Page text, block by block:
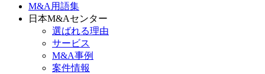
M&A用語集
日本M&Aセンター
選ばれる理由
サービス
M&A事例
案件情報